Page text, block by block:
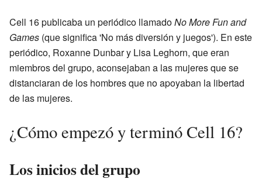
Cell 16 publicaba un periódico llamadoNo More Fun and
Games (que significa 'No más diversión y juegos'). En este
periódico, Roxanne Dunbar y Lisa Leghorn, que eran
miembros del grupo, aconsejaban a las mujeres que se
distanciaran de los hombres que no apoyaban la libertad
de las mujeres.
¿Cómo empezó y terminó Cell 16?
Los inicios del grupo